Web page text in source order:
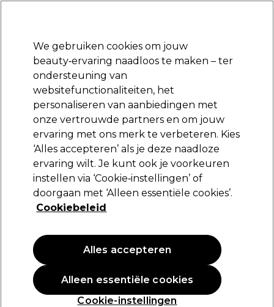
Aanmelden
Merken Deals 🌟 Haar Elektra Beauty
Volgende dag geleverd*
Na verzending, maandag t/m vrijdag
Elektra Elektrische Deals 🌟 Föhn Aanbiedingen
Föhn Aanbiedingen
Sorteren op:Nieuw
PROMOTIE PROMOTIE EXCLUSIEF
We gebruiken cookies om jouw
beauty‑ervaring naadloos te maken – ter
ondersteuning van
websitefunctionaliteiten, het
personaliseren van aanbiedingen met
onze vertrouwde partners en om jouw
ervaring met ons merk te verbeteren. Kies
‘Alles accepteren’ als je deze naadloze
ervaring wilt. Je kunt ook je voorkeuren
instellen via ‘Cookie‑instellingen’ of
doorgaan met ‘Alleen essentiële cookies’.
Cookiebeleid
Cookie-instellingen
Alleen essentiële cookies
Alles accepteren